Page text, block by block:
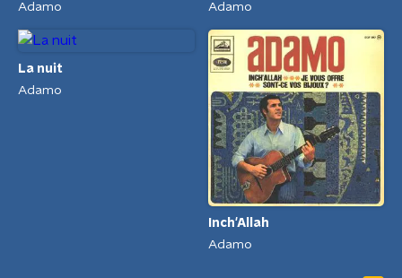
Adamo
Adamo
La nuit
Adamo
Inch'Allah
Adamo